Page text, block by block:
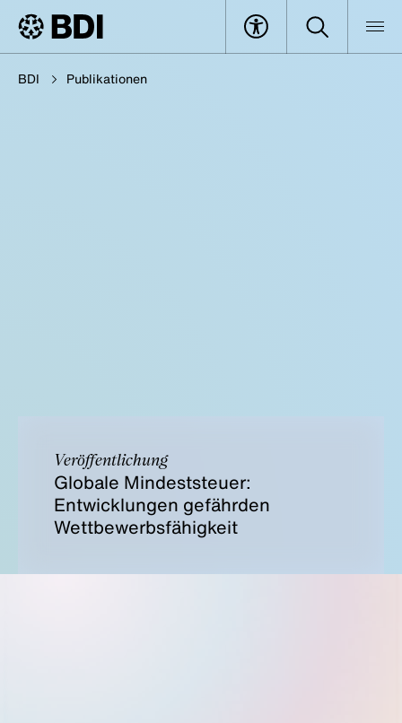
BDI Publikationen
Veröffentlichung
Globale Mindeststeuer:
Entwicklungen gefährden
Wettbewerbsfähigkeit